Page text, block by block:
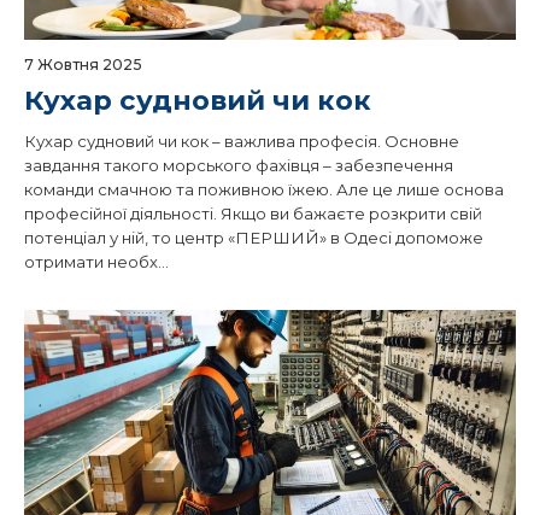
7 Жовтня 2025
Кухар судновий чи кок
Кухар судновий чи кок – важлива професія. Основне
завдання такого морського фахівця – забезпечення
команди смачною та поживною їжею. Але це лише основа
професійної діяльності. Якщо ви бажаєте розкрити свій
потенціал у ній, то центр «ПЕРШИЙ» в Одесі допоможе
отримати необх...